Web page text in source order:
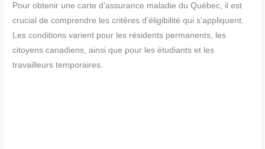
Pour obtenir une carte d’assurance maladie du Québec, il est
crucial de comprendre les critères d’éligibilité qui s’appliquent.
Les conditions varient pour les résidents permanents, les
citoyens canadiens, ainsi que pour les étudiants et les
travailleurs temporaires.